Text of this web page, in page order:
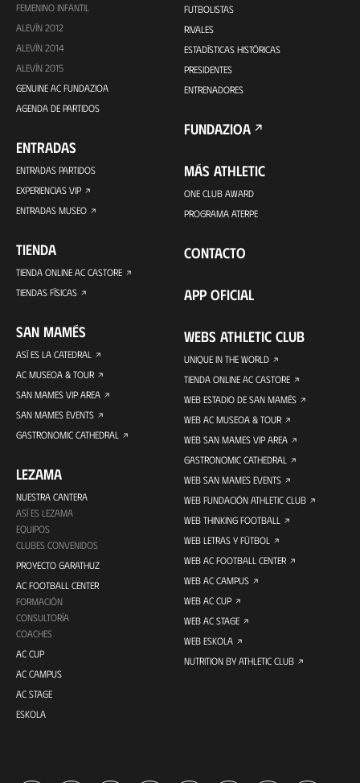
FEMENINO INFANTIL
ALEVÍN 2012
ALEVÍN 2014
ALEVÍN 2015
GENUINE AC FUNDAZIOA
AGENDA DE PARTIDOS
ENTRADAS
ENTRADAS PARTIDOS
EXPERIENCIAS VIP
ENTRADAS MUSEO
TIENDA
TIENDA ONLINE AC CASTORE
TIENDAS FÍSICAS
SAN MAMÉS
ASÍ ES LA CATEDRAL
AC MUSEOA & TOUR
SAN MAMES VIP AREA
SAN MAMES EVENTS
GASTRONOMIC CATHEDRAL
LEZAMA
NUESTRA CANTERA
ASÍ ES LEZAMA
EQUIPOS
CLUBES CONVENIDOS
PROYECTO GARATHUZ
AC FOOTBALL CENTER
FORMACIÓN
CONSULTORÍA
COACHES
AC CUP
AC CAMPUS
AC STAGE
ESKOLA
FUTBOLISTAS
RIVALES
ESTADÍSTICAS HISTÓRICAS
PRESIDENTES
ENTRENADORES
FUNDAZIOA
MÁS ATHLETIC
ONE CLUB AWARD
PROGRAMA ATERPE
CONTACTO
APP OFICIAL
WEBS ATHLETIC CLUB
UNIQUE IN THE WORLD
TIENDA ONLINE AC CASTORE
WEB ESTADIO DE SAN MAMÉS
WEB AC MUSEOA & TOUR
WEB SAN MAMES VIP AREA
GASTRONOMIC CATHEDRAL
WEB SAN MAMES EVENTS
WEB FUNDACIÓN ATHLETIC CLUB
WEB THINKING FOOTBALL
WEB LETRAS Y FÚTBOL
WEB AC FOOTBALL CENTER
WEB AC CAMPUS
WEB AC CUP
WEB AC STAGE
WEB ESKOLA
NUTRITION BY ATHLETIC CLUB